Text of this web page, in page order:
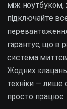
між ноутбуком,
підключайте
гарантує, що в
система
Жодних клацань,
техніки — лише
просто працює.